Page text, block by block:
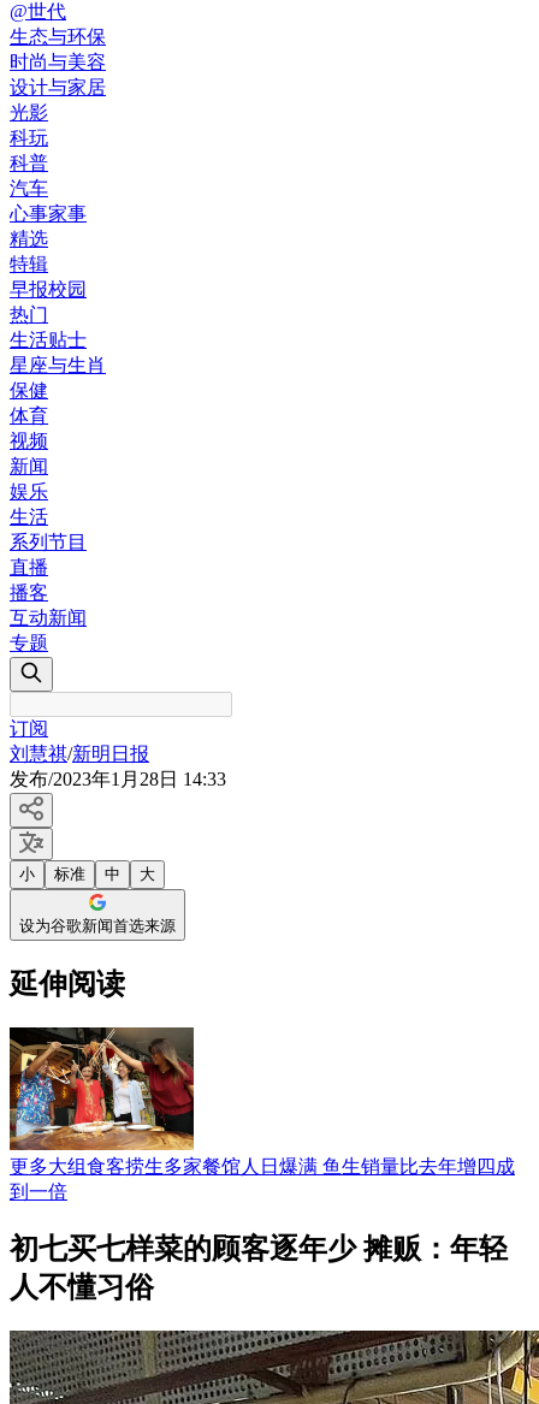
@世代
生态与环保
时尚与美容
设计与家居
光影
科玩
科普
汽车
心事家事
精选
特辑
早报校园
热门
生活贴士
星座与生肖
保健
体育
视频
新闻
娱乐
生活
系列节目
直播
播客
互动新闻
专题
订阅
刘慧祺/新明日报
发布/2023年1月28日 14:33
小 标准 中 大
设为谷歌新闻首选来源
延伸阅读
更多大组食客捞生多家餐馆人日爆满 鱼生销量比去年增四成
到一倍
初七买七样菜的顾客逐年少 摊贩：年轻
人不懂习俗